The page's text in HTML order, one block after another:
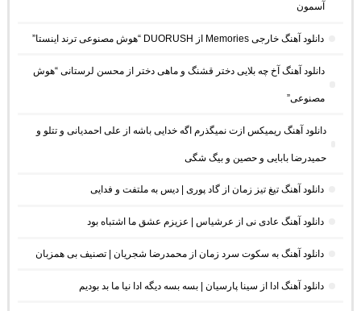
آسمون
دانلود آهنگ خارجی Memories از DUORUSH “هوش مصنوعی ترند اینستا”
دانلود آهنگ آخ چه بلایی دختر قشنگ و ماهی دختر از محسن لرستانی “هوش
مصنوعی”
دانلود آهنگ ریمیکس ازت نمیگذرم اگه خدایی باشه از علی احمدیانی و تتلو و
حمیدرضا بابایی و حصین و بیگ شگی
دانلود آهنگ تیغ تیز زمان از گاد پوری | دیس به ملتفت و فدایی
دانلود آهنگ عادی نی از عرشیاس | عزیزم عشق ما اشتباه بود
دانلود آهنگ به سکوت سرد زمان از محمدرضا شجریان | تصنیف بی همزبان
دانلود آهنگ ادا از سینا پارسیان | بسه بسه دیگه ادا نیا ما بد بودیم